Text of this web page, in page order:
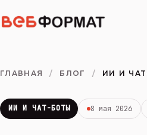
ГЛАВНАЯ / БЛОГ / ИИ И
ИИ И ЧАТ-БОТЫ 8 мая 2026